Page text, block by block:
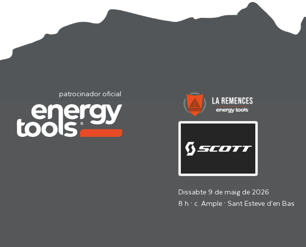
patrocinador oficial
Dissabte 9 de maig de 2026
8 h · c. Ample · Sant Esteve d’en Bas